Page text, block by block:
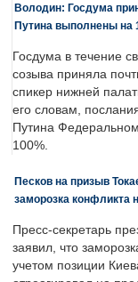
Володин: Госдума
Путина выполнены на
Госдума в течение
созыва приняла
спикер нижней
его словам,
Путина
100%.
Песков на призыв
заморозка конфликта
Пресс-секретарь
заявил, что
учетом позиции